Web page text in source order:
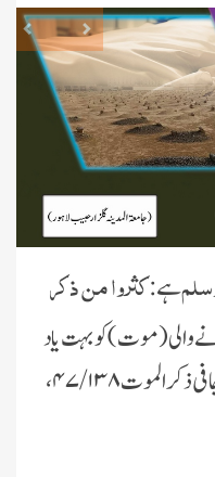
Next
ہے:کثروا من ذکر
والی( موت) کو بہت یاد
کرو۔ (ترمذی، کتاب الزھد، باب ماجا فی ذکر الموت ۴۷/۱۳۸،